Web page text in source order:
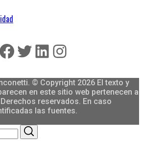
Facebook
Twitter
LinkedIn
Instagram
© Copyright 2026 El texto y
en este sitio web pertenecen a
reservados. En caso
las fuentes.